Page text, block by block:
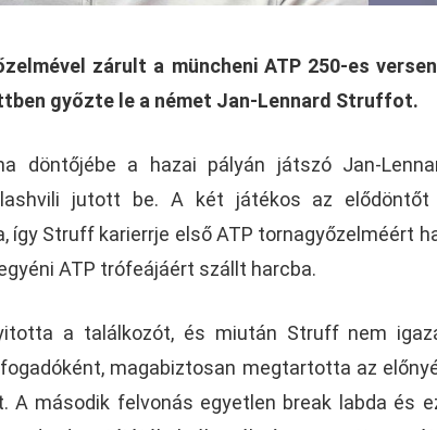
zárult a müncheni ATP 250-es
győzte le a német Jan-Lennard Struffot.
döntőjébe a hazai pályán játszó Jan-
jutott be. A két játékos az elődöntőt
így Struff karierrje első ATP tornagyőzelméért
ATP trófeájáért szállt harcba.
a találkozót, és miután Struff nem
magabiztosan megtartotta az
A második felvonás egyetlen break labda és